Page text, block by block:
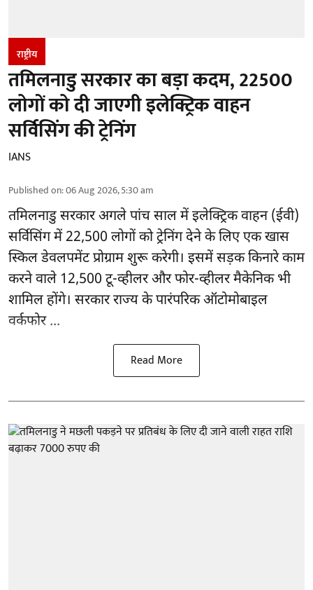
राष्ट्रीय
तमिलनाडु सरकार का बड़ा कदम, 22500
लोगों को दी जाएगी इलेक्ट्रिक वाहन
सर्विसिंग की ट्रेनिंग
IANS
Published on:06 Aug 2026, 5:30 am
तमिलनाडु सरकारअगले पांच साल में इलेक्ट्रिक वाहन (ईवी)
सर्विसिंग में 22,500 लोगों को ट्रेनिंग देने के लिए एक खास
स्किल डेवलपमेंट प्रोग्राम शुरू करेगी। इसमें सड़क किनारे काम
करने वाले 12,500 टू-व्हीलर और फोर-व्हीलर मैकेनिक भी
शामिल होंगे। सरकार राज्य के पारंपरिक ऑटोमोबाइल
वर्कफोर ...
Read More